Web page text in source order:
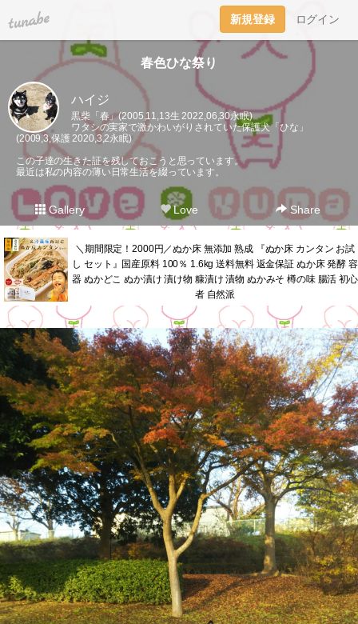
tuna.be 新規登録 ログイン
春色ひな祭り
ハイジ
黒柴「春」(2005,11,13生 2022,06,30永眠)
ワタシの実家で激かわいがりされていた保護犬「ひな」
(2009,3,保護 2020,3,2永眠)
この子達の生きた証を残しておこうと思っています。
最近は私の内容の薄い日常生活を綴っています。
Gallery Love Share
＼期間限定！2000円／ぬか床 無添加 熟成 『ぬか床 カンタン お試
し セット』国産原料 100％ 1.6kg 送料無料 返金保証 ぬか床 発酵 容
器 ぬかどこ ぬか漬け 漬け物 糠漬け 漬物 ぬかみそ 樽の味 腸活 初心
者 自然派